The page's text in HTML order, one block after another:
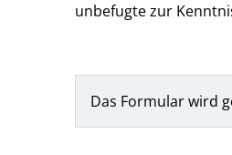
unbefugte zur
Das Formular wird